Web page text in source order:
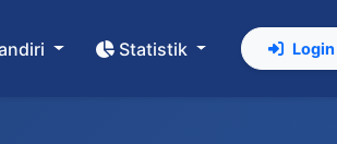
Statistik Login